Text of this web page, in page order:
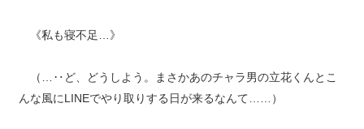
《私も寝不足…》
（…‥ど、どうしよう。まさかあのチャラ男の立花くんとこ
んな風にLINEでやり取りする日が来るなんて……）